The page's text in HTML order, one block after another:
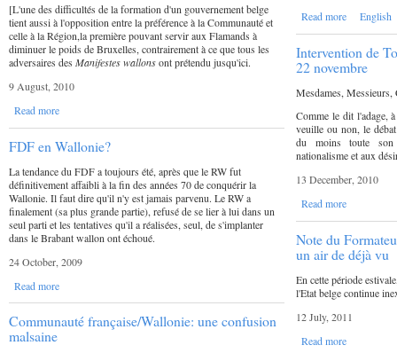
[L'une des difficultés de la formation d'un gouvernement belge
tient aussi à l'opposition entre la préférence à la Communauté et
celle à la Région,la première pouvant servir aux Flamands à
diminuer le poids de Bruxelles, contrairement à ce que tous les
adversaires des Manifestes wallonsont prétendu jusqu'ici.
9 August, 2010
Read more
FDF en Wallonie?
La tendance du FDF a toujours été, après que le RW fut
définitivement affaibli à la fin des années 70 de conquérir la
Wallonie. Il faut dire qu'il n'y est jamais parvenu. Le RW a
finalement (sa plus grande partie), refusé de se lier à lui dans un
seul parti et les tentatives qu'il a réalisées, seul, de s'implanter
dans le Brabant wallon ont échoué.
24 October, 2009
Read more
Communauté française/Wallonie: une confusion
malsaine
Read more
English
Intervention de
22 novembre
Mesdames, Messieurs,
Comme le dit l'adage,
veuille ou non, le
du moins toute
nationalisme et aux
13 December, 2010
Read more
Note du
un air de déjà vu
En cette période
l'Etat belge continue
12 July, 2011
Read more